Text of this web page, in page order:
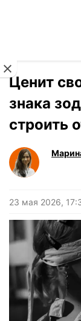
Ценит
знака
строить
23 мая 2026,